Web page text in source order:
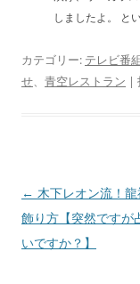
しましたよ。 と
カテゴリー: テレビ番組
せ、 青空レストラン |
投
稿
ナ
← 木下レオン流！
飾り方【突然ですが
いですか？】